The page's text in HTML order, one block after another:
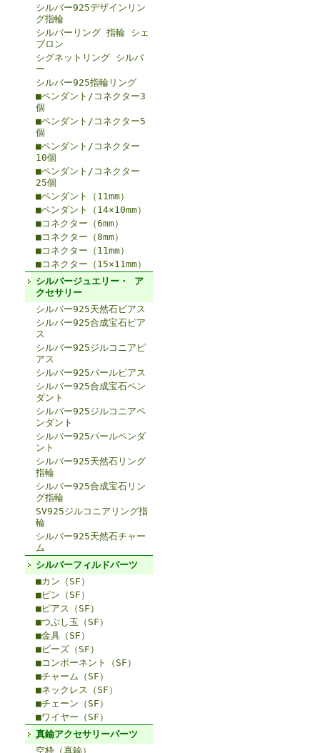
シルバー925デザインリン
グ指輪
シルバーリング 指輪 シェ
ブロン
シグネットリング シルバ
ー
シルバー925指輪リング
■ペンダント/コネクター3
個
■ペンダント/コネクター5
個
■ペンダント/コネクター
10個
■ペンダント/コネクター
25個
■ペンダント（11mm）
■ペンダント（14×10mm）
■コネクター（6mm）
■コネクター（8mm）
■コネクター（11mm）
■コネクター（15×11mm）
シルバージュエリー・ ア
クセサリー
シルバー925天然石ピアス
シルバー925合成宝石ピア
ス
シルバー925ジルコニアピ
アス
シルバー925パールピアス
シルバー925合成宝石ペン
ダント
シルバー925ジルコニアペ
ンダント
シルバー925パールペンダ
ント
シルバー925天然石リング
指輪
シルバー925合成宝石リン
グ指輪
SV925ジルコニアリング指
輪
シルバー925天然石チャー
ム
シルバーフィルドパーツ
■カン（SF）
■ピン（SF）
■ピアス（SF）
■つぶし玉（SF）
■金具（SF）
■ビーズ（SF）
■コンポーネント（SF）
■チャーム（SF）
■ネックレス（SF）
■チェーン（SF）
■ワイヤー（SF）
真鍮アクセサリーパーツ
空枠（真鍮）